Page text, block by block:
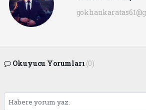
Okuyucu Yorumları (0)